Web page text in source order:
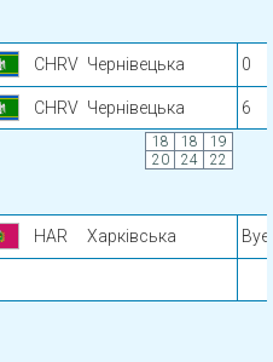
CHRV Чернівецька 0
CHRV Чернівецька 6
18 18
19
20
24 22
HAR Харківська Bye